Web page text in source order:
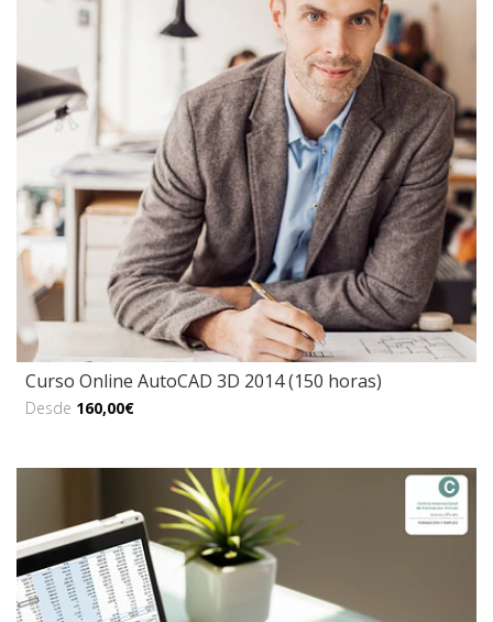
Curso Online AutoCAD 3D 2014 (150 horas)
Desde 160,00€